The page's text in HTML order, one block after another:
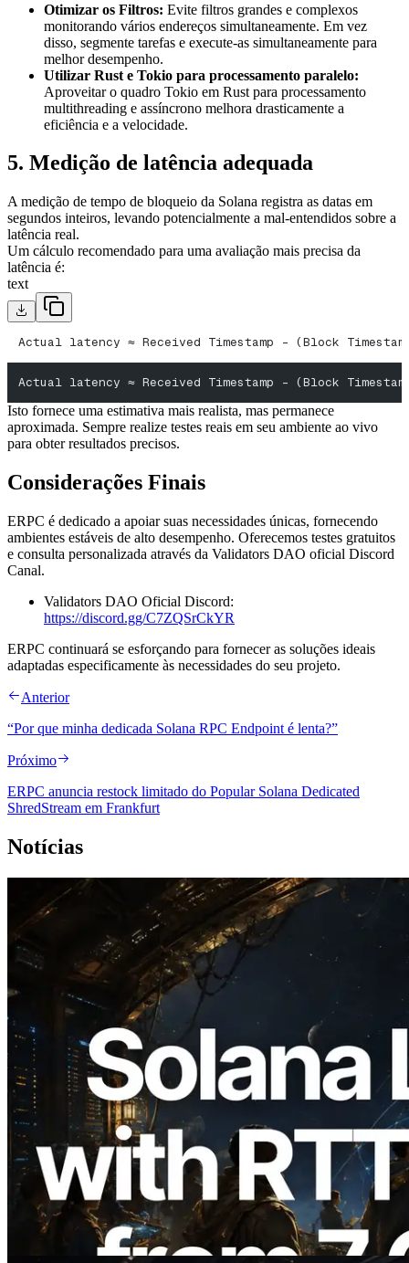
Otimizar os Filtros: Evite filtros grandes e complexos
monitorando vários endereços simultaneamente. Em vez
disso, segmente tarefas e execute-as simultaneamente para
melhor desempenho.
Utilizar Rust e Tokio para processamento paralelo:
Aproveitar o quadro Tokio em Rust para processamento
multithreading e assíncrono melhora drasticamente a
eficiência e a velocidade.
5. Medição de latência adequada
A medição de tempo de bloqueio da Solana registra as datas em
segundos inteiros, levando potencialmente a mal-entendidos sobre a
latência real.
Um cálculo recomendado para uma avaliação mais precisa da
latência é:
text
Actual latency ≈ Received Timestamp - (Block
Actual latency ≈ Received Timestamp - (Block
Isto fornece uma estimativa mais realista, mas permanece
aproximada. Sempre realize testes reais em seu ambiente ao vivo
para obter resultados precisos.
Considerações Finais
ERPC é dedicado a apoiar suas necessidades únicas, fornecendo
ambientes estáveis de alto desempenho. Oferecemos testes gratuitos
e consulta personalizada através da Validators DAO oficial Discord
Canal.
Validators DAO Oficial Discord:
https://discord.gg/C7ZQSrCkYR
ERPC continuará se esforçando para fornecer as soluções ideais
adaptadas especificamente às necessidades do seu projeto.
Anterior
“Por que minha dedicada Solana RPC Endpoint é lenta?”
Próximo
ERPC anuncia restock limitado do Popular Solana Dedicated
ShredStream em Frankfurt
Notícias
2026.08.05
ERPC expande a Solana Leader Slot API
com medição de ping a partir de 7 regiões
globais — Validators Information API
também lançada